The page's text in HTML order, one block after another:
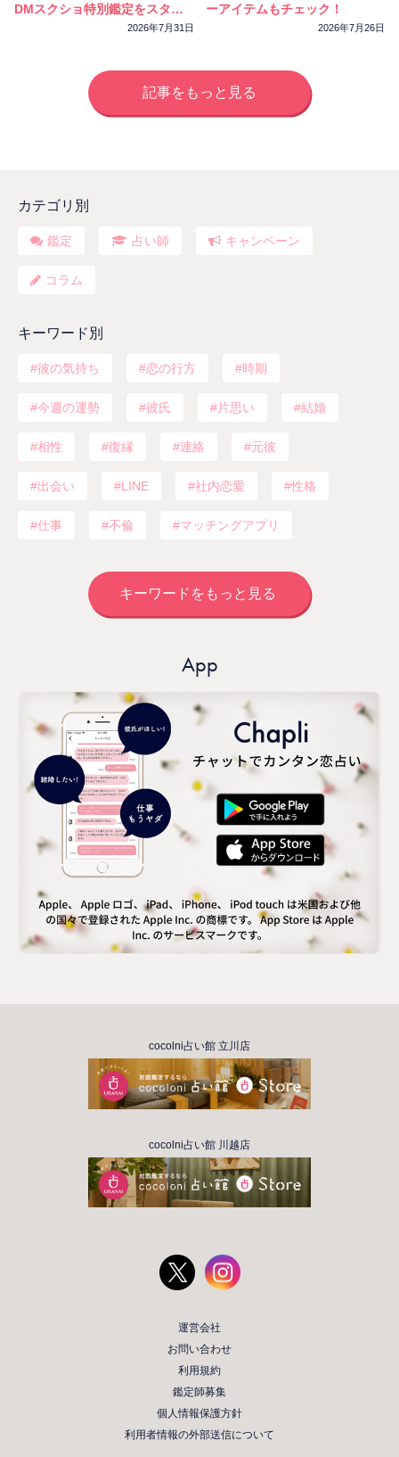
DMスクショ特別鑑定をスター
2026年7月31日
ーアイテムもチェック！
2026年7月26日
記事をもっと見る
カテゴリ別
鑑定 占い師 キャンペーン
コラム
キーワード別
彼の気持ち 恋の行方 時期
今週の運勢 彼氏 片思い 結婚
相性 復縁 連絡 元彼
出会い LINE 社内恋愛 性格
仕事 不倫 マッチングアプリ
キーワードをもっと見る
App
cocolni占い館 立川店
cocolni占い館 川越店
運営会社
お問い合わせ
利用規約
鑑定師募集
個人情報保護方針
利用者情報の外部送信について